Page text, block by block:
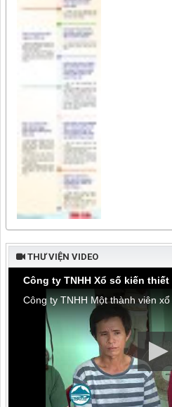
THƯ VIỆN VIDEO